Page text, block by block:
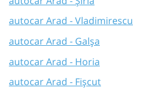
autocar Arad - Vladimirescu
autocar Arad - Galşa
autocar Arad - Horia
autocar Arad - Fișcut